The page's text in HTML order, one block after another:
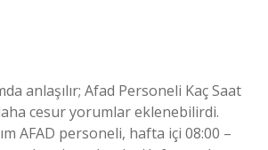
anlaşılır; Afad Personeli Kaç Saat
cesur yorumlar eklenebilirdi.
AFAD personeli, hafta içi 08:00 –